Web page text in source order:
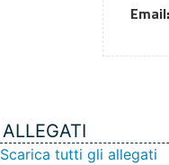
Email:
ALLEGATI
Scarica tutti gli allegati